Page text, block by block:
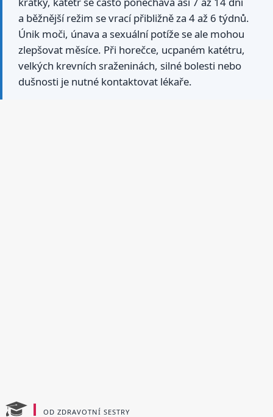
a běžnější režim se vrací přibližně za 4 až 6 týdnů.
Únik moči, únava a sexuální potíže se ale mohou
zlepšovat měsíce. Při horečce, ucpaném katétru,
velkých krevních sraženinách, silné bolesti nebo
dušnosti je nutné kontaktovat lékaře.
OD ZDRAVOTNÍ SESTRY